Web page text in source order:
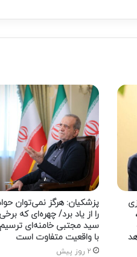
پزشکیان: هرگز نمی‌توان
را از یاد برد/ چهره‌ای که
سید مجتبی خامنه‌ای
با واقعیت متفاوت است
2 روز پیش